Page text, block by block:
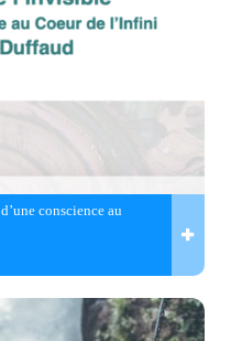
conscience au